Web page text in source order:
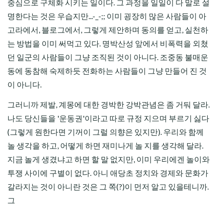
중심으로 구체화 시키는 일이다. 그 과정을 일일이 다 말로 설
명한다는 것은 우습지만...-_-;; 이미 굉장히 많은 사람들이 아
고라에서, 블로그에서, 그렇게 제안하며 동의를 얻고, 실천하
는 방법을 이미 써먹고 있다. 명박산성 앞에서 비폭력을 외쳤
던 일군의 사람들이 그냥 조직된 것이 아니다. 조중동 불매운
동에 동참해 숙제하듯 전화하는 사람들이 그냥 만들어 진 것
이 아니다.
그러니까 제발, 계몽에 대한 경박한 강박관념은 좀 거둬 달라.
나도 당신들을 '운동권'이라고 따로 규정 지으며 부르기 싫다
(그렇게 원한다면 기꺼이 그럴 의향은 있지만). 우리와 함께
놀 생각을 하고, 어떻게 하면 재미나게 놀 지를 생각해 달라.
지금 놀게 생겼냐고 하면 할 말 없지만, 이미 우리에겐 놀이와
투쟁 사이에 구별이 없다. 아니 애당초 정치와 경제와 문화가
갈라지는 것이 아니란 것은 그 쪽(?)이 먼저 알고 있을테니까.
그